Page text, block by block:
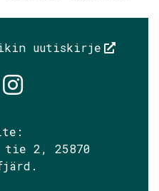
uutiskirje
tie 2, 25870